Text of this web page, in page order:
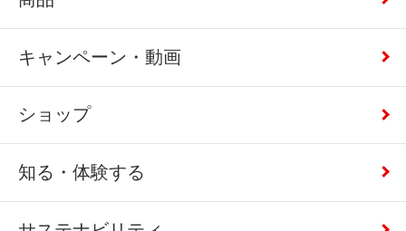
キャンペーン・動画
ショップ
知る・体験する